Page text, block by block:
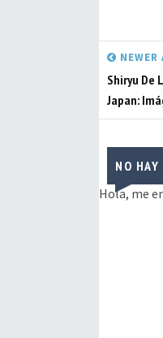
NEWER
Shiryu De
Japan:
NO
Hola, me